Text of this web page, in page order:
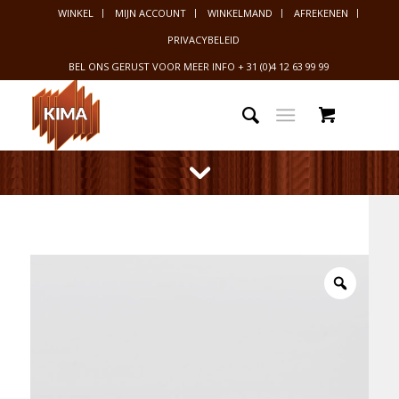
WINKEL MIJN ACCOUNT WINKELMAND
AFREKENEN
PRIVACYBELEID
BEL ONS GERUST VOOR MEER INFO+ 31 (0)4 12 63 99 99